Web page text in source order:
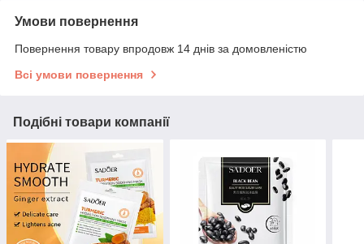
Умови повернення
Повернення товару впродовж 14 днів за домовленістю
Всі умови повернення
Подібні товари компанії